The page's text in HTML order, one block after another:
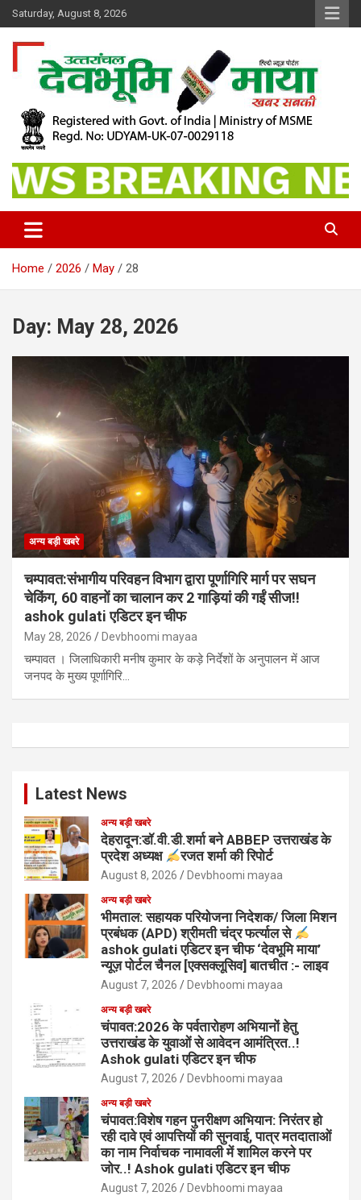
Skip
to
content
Saturday, August 8, 2026
Dev Bhoomi Maya
Home 2026 May 28
Day: May 28, 2026
अन्य बड़ी खबरे
चम्पावत:संभागीय परिवहन विभाग द्वारा पूर्णागिरि मार्ग पर सघन
चेकिंग, 60 वाहनों का चालान कर 2 गाड़ियां की गईं सीज!!
ashok gulati एडिटर इन चीफ
May 28, 2026 Devbhoomi mayaa
चम्पावत । जिलाधिकारी मनीष कुमार के कड़े निर्देशों के अनुपालन में आज
जनपद के मुख्य पूर्णागिरि…
Latest News
अन्य बड़ी खबरे
देहरादून:डॉ.वी.डी.शर्मा बने ABBEP उत्तराखंड के
प्रदेश अध्यक्ष
रजत शर्मा की रिपोर्ट
August 8, 2026 Devbhoomi mayaa
अन्य बड़ी खबरे
भीमताल: सहायक परियोजना निदेशक/ जिला मिशन
प्रबंधक (APD) श्रीमती चंद्र फर्त्याल से
ashok gulati एडिटर इन चीफ ‘देवभूमि माया’
न्यूज़ पोर्टल चैनल [एक्सक्लूसिव] बातचीत :- लाइव
August 7, 2026 Devbhoomi mayaa
अन्य बड़ी खबरे
चंपावत:2026 के पर्वतारोहण अभियानों हेतु
उत्तराखंड के युवाओं से आवेदन आमंत्रित..!
Ashok gulati एडिटर इन चीफ
August 7, 2026 Devbhoomi mayaa
अन्य बड़ी खबरे
चंपावत:विशेष गहन पुनरीक्षण अभियान: निरंतर हो
रही दावे एवं आपत्तियों की सुनवाई, पात्र मतदाताओं
का नाम निर्वाचक नामावली में शामिल करने पर
जोर..! Ashok gulati एडिटर इन चीफ
August 7, 2026 Devbhoomi mayaa